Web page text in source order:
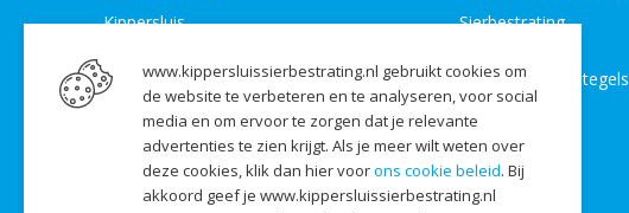
Kippersluis
1399 VR Muiderberg
Openingstijden
Contact
T Muiderberg:0294 27 14 14
Sierbestrating
Keramische tuintegels
Tuinhout
GeoCeramica
Inlite verlichting
MBI tegels
www.kippersluissierbestrating.nl gebruikt cookies om
de website te verbeteren en te analyseren, voor social
media en om ervoor te zorgen dat je relevante
advertenties te zien krijgt. Als je meer wilt weten over
deze cookies, klik dan hier voorons cookie beleid. Bij
akkoord geef je www.kippersluissierbestrating.nl